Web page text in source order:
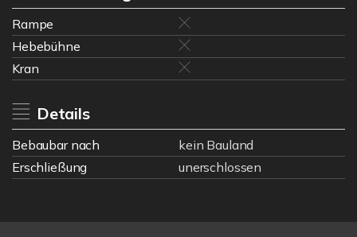
Rampe
Hebebühne
Kran
Details
Bebaubar nach
kein Bauland
Erschließung
unerschlossen